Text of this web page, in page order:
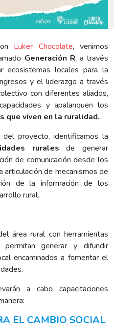
Luker Chocolate, venimos
Generación R, a través
ecosistemas locales para la
y el liderazgo a través
con diferentes aliados,
y apalanquen los
que viven en la ruralidad.
proyecto, identificamos la
ruralesde generar
de comunicación desde los
de mecanismos de
de la información de los
rural.
área rural con herramientas
permitan generar y difundir
encaminados a fomentar el
a cabo capacitaciones
EL CAMBIO SOCIAL